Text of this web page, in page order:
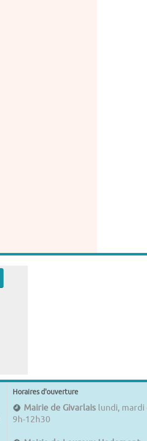
Horaires d'ouverture
Mairie de Givarlais lundi, mardi
9h-12h30